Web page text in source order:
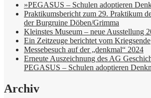
»PEGASUS – Schulen adoptieren
Praktikumsbericht zum 29. Praktikum
der Burgruine Döben/Grimma
Kleinstes Museum – neue Ausstellung
Ein Zeitzeuge berichtet vom Kriegsende
Messebesuch auf der „denkmal“ 2024
Erneute Auszeichnung des AG
PEGASUS – Schulen adoptieren
Archiv